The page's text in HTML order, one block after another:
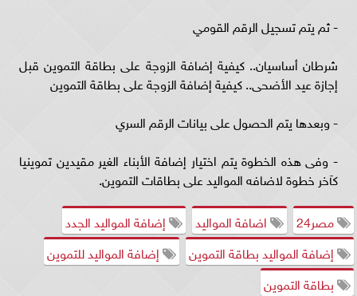
- ثم يتم تسجيل الرقم القومي
شرطان أساسيان.. كيفية إضافة الزوجة على بطاقة التموين قبل
إجازة عيد الأضحى.. كيفية إضافة الزوجة على بطاقة التموين
- وبعدها يتم الحصول على بيانات الرقم السري
- وفى هذه الخطوة يتم اختيار إضافة الأبناء الغير مقيدين تموينيا
كآخر خطوة لاضافه المواليد على بطاقات التموين.
مصر24
اضافة المواليد
إضافة المواليد الجدد
إضافة المواليد بطاقة التموين
إضافة المواليد للتموين
بطاقة التموين